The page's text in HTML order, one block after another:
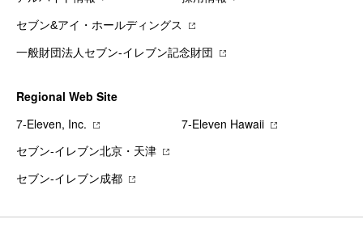
セブン&アイ・ホールディングス
一般財団法人セブン-イレブン記念財団
Regional Web Site
7‐Eleven, Inc.
7‐Eleven Hawaii
セブン‐イレブン北京・天津
セブン‐イレブン成都